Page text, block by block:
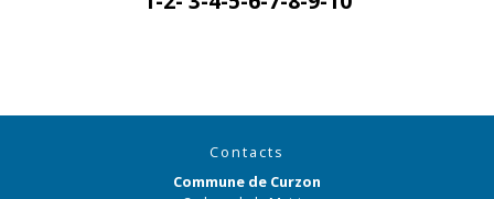
Contacts
Commune de Curzon